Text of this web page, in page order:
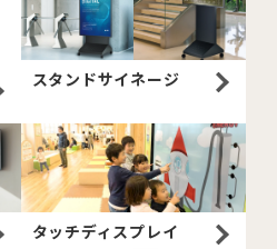
スタンドサイネージ
タッチディスプレイ